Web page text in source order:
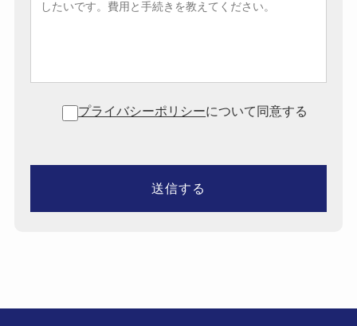
プライバシーポリシーについて同意する